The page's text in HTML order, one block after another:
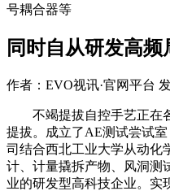
号耦合器等
同时自从研发高
作者：EVO视讯·官网平台
不竭提拔自控手艺正在
提拔。成立了AE测试尝试
司结合西北工业大学从动化
计、计量撬拆产物、风洞测
业的研发型高科技企业。实